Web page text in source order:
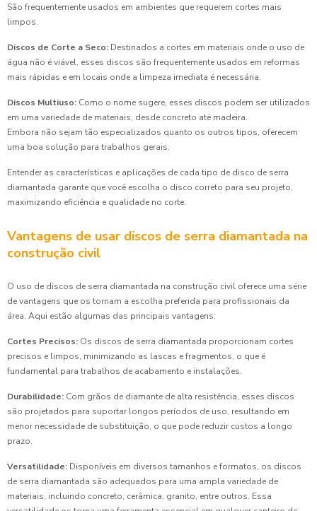
São frequentemente usados em ambientes que requerem cortes mais
limpos.
Discos de Corte a Seco: Destinados a cortes em materiais onde o uso de
água não é viável, esses discos são frequentemente usados em reformas
mais rápidas e em locais onde a limpeza imediata é necessária.
Discos Multiuso: Como o nome sugere, esses discos podem ser utilizados
em uma variedade de materiais, desde concreto até madeira.
Embora não sejam tão especializados quanto os outros tipos, oferecem
uma boa solução para trabalhos gerais.
Entender as características e aplicações de cada tipo de disco de serra
diamantada garante que você escolha o disco correto para seu projeto,
maximizando eficiência e qualidade no corte.
Vantagens de usar discos de serra diamantada na
construção civil
O uso de discos de serra diamantada na construção civil oferece uma série
de vantagens que os tornam a escolha preferida para profissionais da
área. Aqui estão algumas das principais vantagens:
Cortes Precisos: Os discos de serra diamantada proporcionam cortes
precisos e limpos, minimizando as lascas e fragmentos, o que é
fundamental para trabalhos de acabamento e instalações.
Durabilidade: Com grãos de diamante de alta resistência, esses discos
são projetados para suportar longos períodos de uso, resultando em
menor necessidade de substituição, o que pode reduzir custos a longo
prazo.
Versatilidade: Disponíveis em diversos tamanhos e formatos, os discos
de serra diamantada são adequados para uma ampla variedade de
materiais, incluindo concreto, cerâmica, granito, entre outros. Essa